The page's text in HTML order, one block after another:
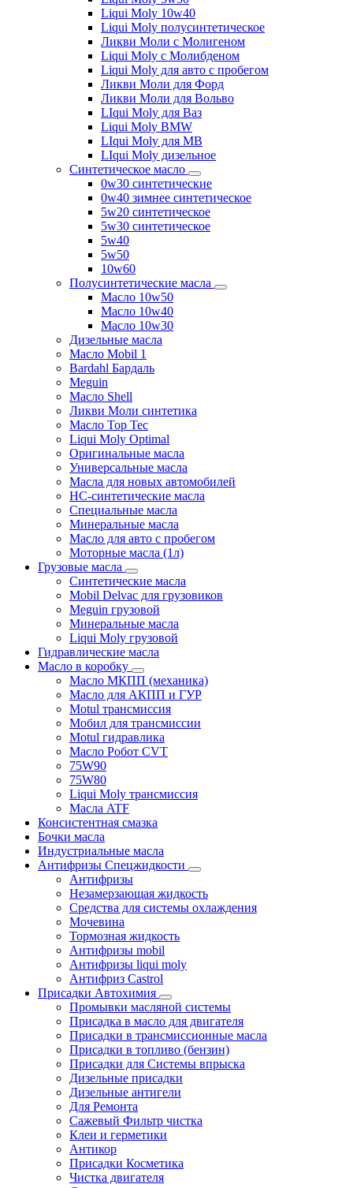
Liqui Moly 10w40
Liqui Moly полусинтетическое
Ликви Моли с Молигеном
Liqui Moly с Молибденом
Liqui Moly для авто с пробегом
Ликви Моли для Форд
Ликви Моли для Вольво
LIqui Moly для Ваз
Liqui Moly BMW
LIqui Moly для MB
LIqui Moly дизельное
Синтетическое масло
0w30 синтетические
0w40 зимнее синтетическое
5w20 синтетическое
5w30 синтетическое
5w40
5w50
10w60
Полусинтетические масла
Масло 10w50
Масло 10w40
Масло 10w30
Дизельные масла
Масло Mobil 1
Bardahl Бардаль
Meguin
Масло Shell
Ликви Моли синтетика
Масло Top Tec
Liqui Moly Optimal
Оригинальные масла
Универсальные масла
Масла для новых автомобилей
HC-синтетические масла
Специальные масла
Минеральные масла
Масло для авто с пробегом
Моторные масла (1л)
Грузовые масла
Синтетические масла
Mobil Delvac для грузовиков
Meguin грузовой
Минеральные масла
Liqui Moly грузовой
Гидравлические масла
Масло в коробку
Масло МКПП (механика)
Масло для АКПП и ГУР
Motul трансмиссия
Мобил для трансмиссии
Motul гидравлика
Масло Робот CVT
75W90
75W80
Liqui Moly трансмиссия
Масла ATF
Консистентная смазка
Бочки масла
Индустриальные масла
Антифризы Спецжидкости
Антифризы
Незамерзающая жидкость
Средства для системы охлаждения
Мочевина
Тормозная жидкость
Антифризы mobil
Антифризы liqui moly
Антифриз Castrol
Присадки Автохимия
Промывки масляной системы
Присадка в масло для двигателя
Присадки в трансмиссионные масла
Присадки в топливо (бензин)
Присадки для Системы впрыска
Дизельные присадки
Дизельные антигели
Для Ремонта
Сажевый Фильтр чистка
Клеи и герметики
Антикор
Присадки Косметика
Чистка двигателя